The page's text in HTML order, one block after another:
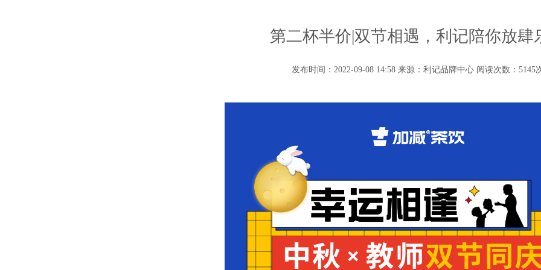
第二杯半价|双节相遇，利记陪你放肆
发布时间：2022-09-08 14:58 来源：利记品牌中心 阅读次数： 5145